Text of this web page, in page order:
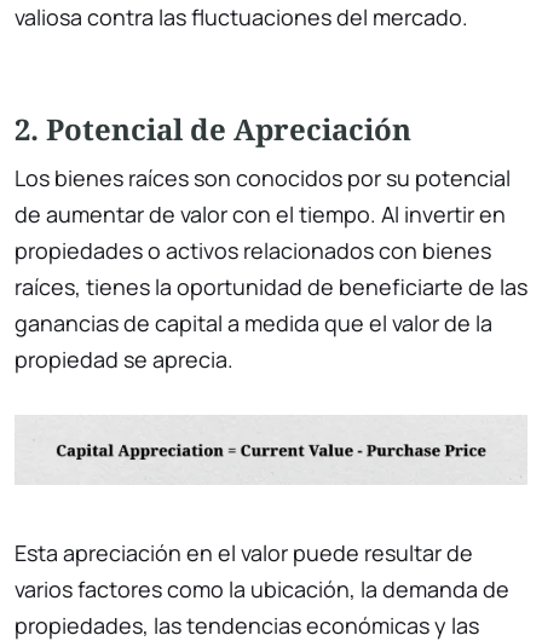
valiosa contra las fluctuaciones del mercado.
2. Potencial de Apreciación
Los bienes raíces son conocidos por su potencial
de aumentar de valor con el tiempo. Al invertir en
propiedades o activos relacionados con bienes
raíces, tienes la oportunidad de beneficiarte de las
ganancias de capital a medida que el valor de la
propiedad se aprecia.
Esta apreciación en el valor puede resultar de
varios factores como la ubicación, la demanda de
propiedades, las tendencias económicas y las